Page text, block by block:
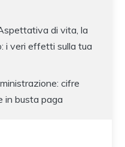
di vita, la
i veri effetti sulla tua
cifre
in busta paga